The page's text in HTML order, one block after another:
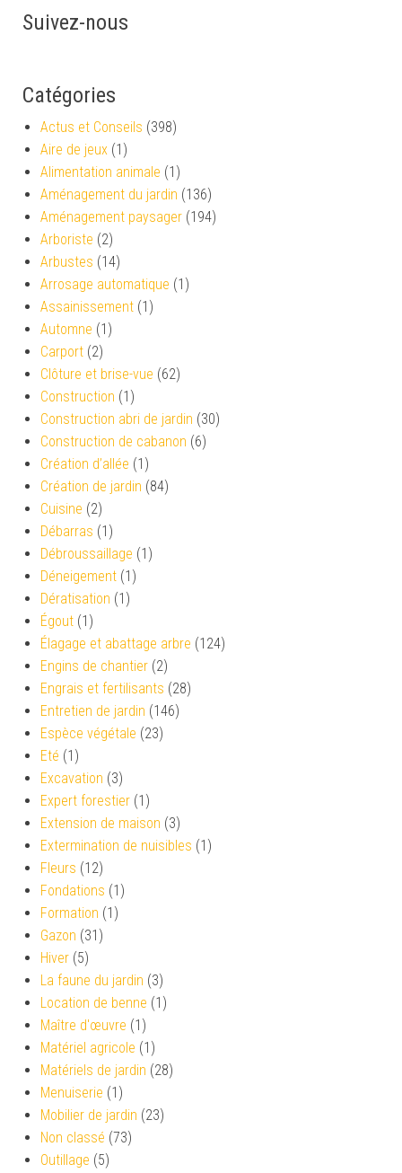
Suivez-nous
Catégories
Actus et Conseils (398)
Aire de jeux (1)
Alimentation animale (1)
Aménagement du jardin (136)
Aménagement paysager (194)
Arboriste (2)
Arbustes (14)
Arrosage automatique (1)
Assainissement (1)
Automne (1)
Carport (2)
Clôture et brise-vue (62)
Construction (1)
Construction abri de jardin (30)
Construction de cabanon (6)
Création d’allée (1)
Création de jardin (84)
Cuisine (2)
Débarras (1)
Débroussaillage (1)
Déneigement (1)
Dératisation (1)
Égout (1)
Élagage et abattage arbre (124)
Engins de chantier (2)
Engrais et fertilisants (28)
Entretien de jardin (146)
Espèce végétale (23)
Eté (1)
Excavation (3)
Expert forestier (1)
Extension de maison (3)
Extermination de nuisibles (1)
Fleurs (12)
Fondations (1)
Formation (1)
Gazon (31)
Hiver (5)
La faune du jardin (3)
Location de benne (1)
Maître d'œuvre (1)
Matériel agricole (1)
Matériels de jardin (28)
Menuiserie (1)
Mobilier de jardin (23)
Non classé (73)
Outillage (5)